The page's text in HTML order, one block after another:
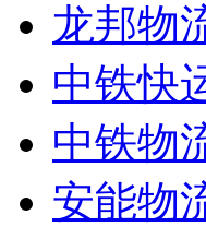
龙邦物
中铁快
中铁物
安能物